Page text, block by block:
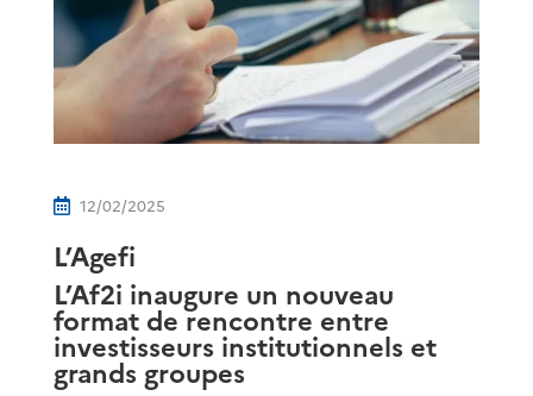
 12/02/2025
L’Agefi
L’Af2i inaugure un nouveau
format de rencontre entre
investisseurs institutionnels et
grands groupes